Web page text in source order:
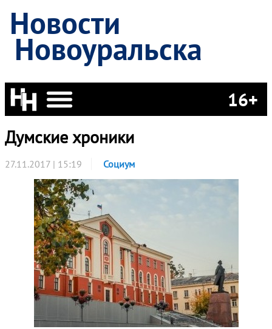
Новости
Новоуральска
16+
Думские хроники
27.11.2017 | 15:19 Социум